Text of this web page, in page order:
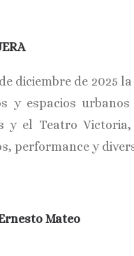
diciembre de 2025
y espacios
y el Teatro
performance y
Mateo